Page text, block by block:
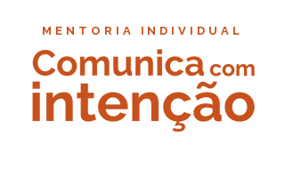
MENTORIA INDIVIDUAL